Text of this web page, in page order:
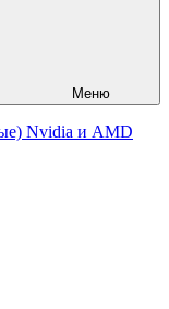
Меню
Nvidia и AMD